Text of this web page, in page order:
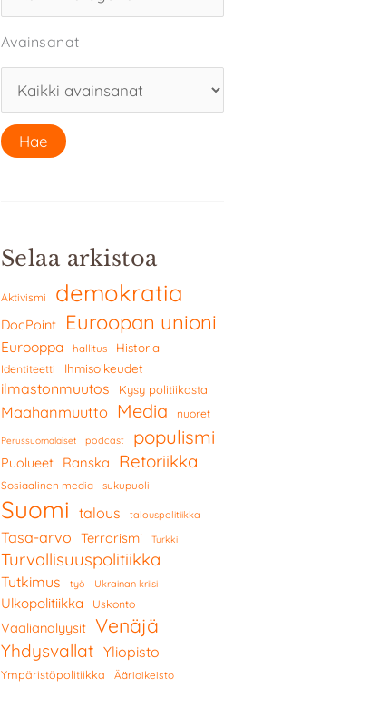
Avainsanat
Selaa arkistoa
Aktivismi demokratia
DocPoint Euroopan unioni
Eurooppa hallitus Historia
Identiteetti Ihmisoikeudet
ilmastonmuutos Kysy politiikasta
Maahanmuutto Media nuoret
Perussuomalaiset podcast populismi
Puolueet Ranska Retoriikka
Sosiaalinen media sukupuoli
Suomi talous talouspolitiikka
Tasa-arvo Terrorismi Turkki
Turvallisuuspolitiikka
Tutkimus työ Ukrainan kriisi
Ulkopolitiikka Uskonto
Vaalianalyysit Venäjä
Yhdysvallat Yliopisto
Ympäristöpolitiikka Äärioikeisto